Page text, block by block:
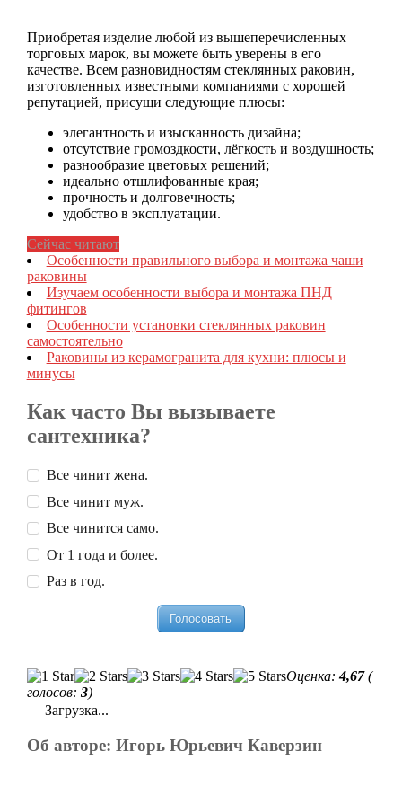
Приобретая изделие любой из вышеперечисленных
торговых марок, вы можете быть уверены в его
качестве. Всем разновидностям стеклянных раковин,
изготовленных известными компаниями с хорошей
репутацией, присущи следующие плюсы:
элегантность и изысканность дизайна;
отсутствие громоздкости, лёгкость и воздушность;
разнообразие цветовых решений;
идеально отшлифованные края;
прочность и долговечность;
удобство в эксплуатации.
Сейчас читают
Особенности правильного выбора и монтажа чаши
раковины
Изучаем особенности выбора и монтажа ПНД
фитингов
Особенности установки стеклянных раковин
самостоятельно
Раковины из керамогранита для кухни: плюсы и
минусы
Как часто Вы вызываете
сантехника?
Все чинит жена.
Все чинит муж.
Все чинится само.
От 1 года и более.
Раз в год.
Оценка:4,67(
голосов: 3)
Загрузка...
Об авторе: Игорь Юрьевич Каверзин